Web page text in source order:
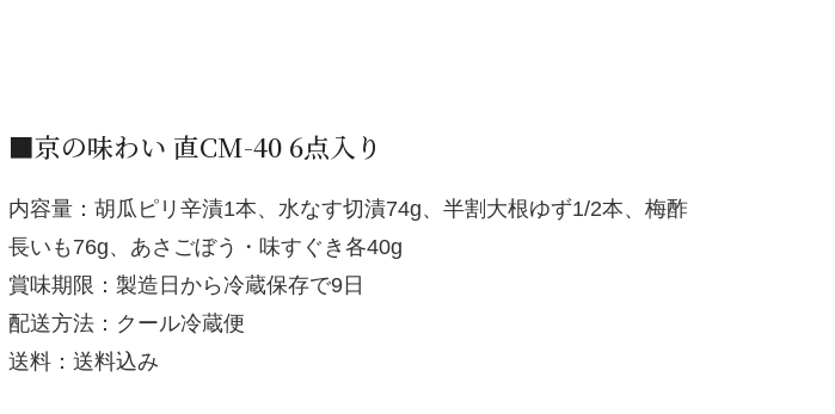
■京の味わい 直CM-40 6点入り
内容量：胡瓜ピリ辛漬1本、水なす切漬74g、半割大根ゆず1/2本、梅酢
長いも76g、あさごぼう・味すぐき各40g
賞味期限：製造日から冷蔵保存で9日
配送方法：クール冷蔵便
送料：送料込み